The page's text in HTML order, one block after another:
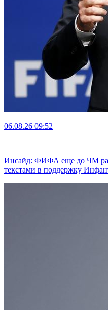
06.08.26 09:52
Инсайд: ФИФА еще до ЧМ
текстами в поддержку